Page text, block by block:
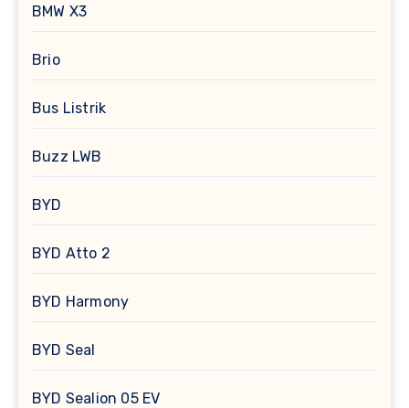
BMW X3
Brio
Bus Listrik
Buzz LWB
BYD
BYD Atto 2
BYD Harmony
BYD Seal
BYD Sealion 05 EV